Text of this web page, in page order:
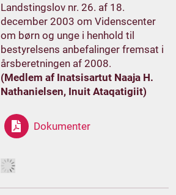
Landstingslov nr. 26. af 18.
december 2003 om Videnscenter
om børn og unge i henhold til
bestyrelsens anbefalinger fremsat i
årsberetningen af 2008.
(Medlem af Inatsisartut Naaja H.
Nathanielsen, Inuit Ataqatigiit)
Dokumenter